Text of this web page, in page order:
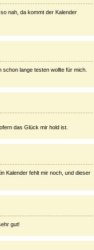
nah, da kommt der Kalender
lange testen wollte für mich.
das Glück mir hold ist.
Kalender fehlt mir noch, und dieser
gut!